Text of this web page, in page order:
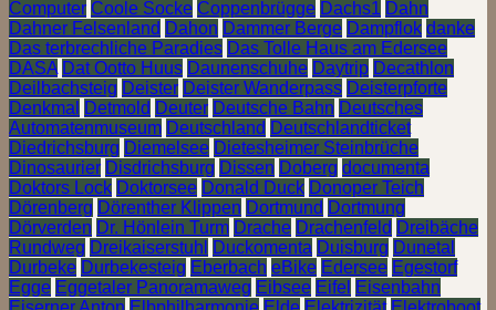
Computer Coole Socke Coppenbrügge Dachs1 Dahn
Dahner Felsenland Dahon Dammer Berge Dampflok danke
Das terbrechliche Paradies Das Tolle Haus am Edersee
DASA Dat Ootto Huus Daunenschuhe Daytrip Decathlon
Deilbachsteig Deister Deister Wanderpass Deisterpforte
Denkmal
Detmold Deuter Deutsche Bahn Deutsches
Automatenmuseum Deutschland Deutschlandticket
Diedrichsburg Diemelsee Dietesheimer Steinbrüche
Dinosaurier Disdrichsburg Dissen Doberg documenta
Doktors Lock Doktorsee Donald Duck Donoper Teich
Dörenberg Dörenther Klippen Dortmund Dortmung
Dörverden Dr. Hönlein Turm Drache Drachenfeld Dreibäche
Rundweg Dreikaiserstuhl Duckomenta Duisburg Dunetal
Durbeke Durbekesteig Eberbach eBike Edersee Egestorf
Egge Eggetaler Panoramaweg Eibsee Eifel Eisenbahn